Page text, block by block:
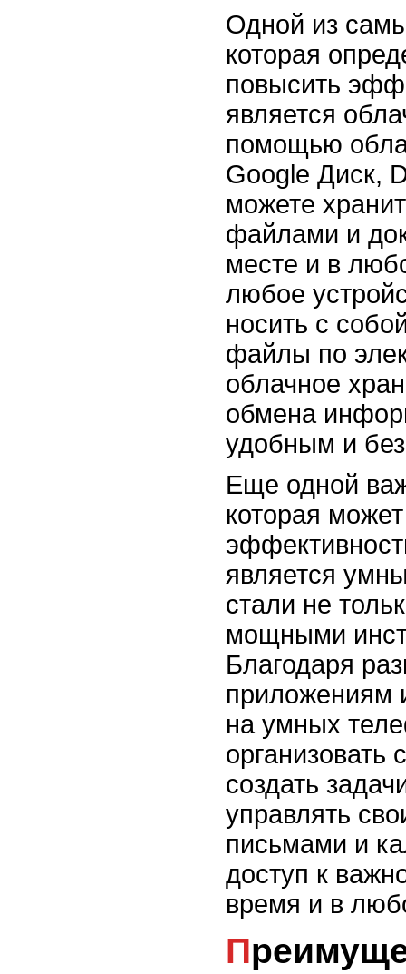
Одной из
которая
повысить
является
помощью
Google Диск,
можете
файлами и
месте и в
любое
носить с
файлы по
облачное
обмена
удобным и
Еще одной
которая
является
стали не
мощными
Благодаря
приложениям
на умных
организовать
создать
управлять
письмами и
доступ к
время и в
Преимущества